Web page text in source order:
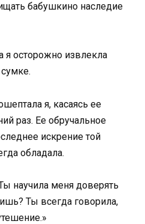
бабушкино наследие
я осторожно извлекла
я, касаясь ее
раз. Ее обручальное
искрение той
обладала.
научила меня доверять
Ты всегда говорила,